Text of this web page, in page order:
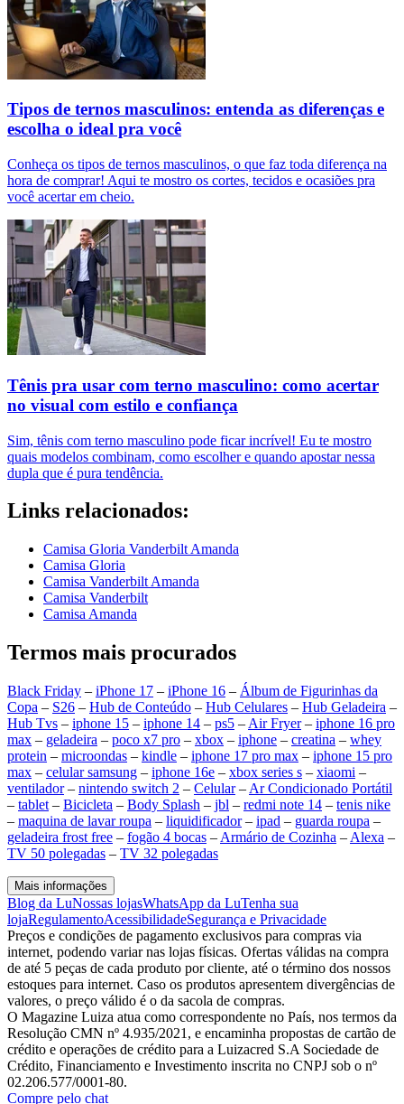
Tipos de ternos masculinos: entenda as diferenças e
escolha o ideal pra você
Conheça os tipos de ternos masculinos, o que faz toda diferença na
hora de comprar! Aqui te mostro os cortes, tecidos e ocasiões pra
você acertar em cheio.
Tênis pra usar com terno masculino: como acertar
no visual com estilo e confiança
Sim, tênis com terno masculino pode ficar incrível! Eu te mostro
quais modelos combinam, como escolher e quando apostar nessa
dupla que é pura tendência.
Links relacionados:
Camisa Gloria Vanderbilt Amanda
Camisa Gloria
Camisa Vanderbilt Amanda
Camisa Vanderbilt
Camisa Amanda
Termos mais procurados
Black Friday – iPhone 17 – iPhone 16 – Álbum de Figurinhas da
Copa – S26 – Hub de Conteúdo – Hub Celulares – Hub Geladeira –
Hub Tvs – iphone 15 – iphone 14 – ps5 – Air Fryer– iphone 16 pro
max – geladeira – poco x7 pro – xbox – iphone – creatina – whey
protein – microondas – kindle – iphone 17 pro max – iphone 15 pro
max – celular samsung – iphone 16e – xbox series s – xiaomi –
ventilador– nintendo switch 2 – Celular– Ar Condicionado Portátil
– tablet – Bicicleta – Body Splash – jbl – redmi note 14 – tenis nike
– maquina de lavar roupa – liquidificador– ipad – guarda roupa –
geladeira frost free – fogão 4 bocas – Armário de Cozinha – Alexa –
TV 50 polegadas – TV 32 polegadas
Mais informações
Blog da LuNossas lojasWhatsApp da LuTenha sua
lojaRegulamentoAcessibilidadeSegurança e Privacidade
Preços e condições de pagamento exclusivos para compras via
internet, podendo variar nas lojas físicas. Ofertas válidas na compra
de até 5 peças de cada produto por cliente, até o término dos nossos
estoques para internet. Caso os produtos apresentem divergências de
valores, o preço válido é o da sacola de compras.
O Magazine Luiza atua como correspondente no País, nos termos da
Resolução CMN nº 4.935/2021, e encaminha propostas de cartão de
crédito e operações de crédito para a Luizacred S.A Sociedade de
Crédito, Financiamento e Investimento inscrita no CNPJ sob o nº
02.206.577/0001-80.
Compre pelo chat